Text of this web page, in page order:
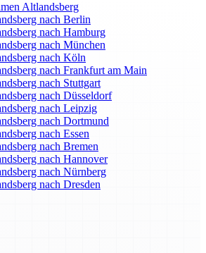
Altlandsberg
nach Berlin
nach Hamburg
nach München
nach Köln
nach Frankfurt am Main
nach Stuttgart
nach Düsseldorf
nach Leipzig
nach Dortmund
nach Essen
nach Bremen
nach Hannover
nach Nürnberg
nach Dresden